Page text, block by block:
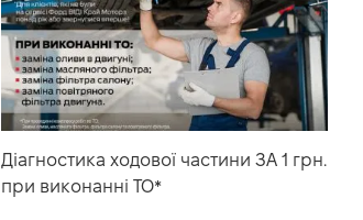
Діагностика ходової частини ЗА 1 грн.
при виконанні ТО*